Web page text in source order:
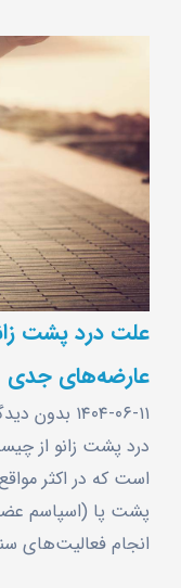
علت درد پشت
عارضه‌های جدی
۱۴۰۴-۰۶-۱۱ بدون
درد پشت زانو از
است که در اکثر
پشت پا (اسپاسم
انجام فعالیت‌های